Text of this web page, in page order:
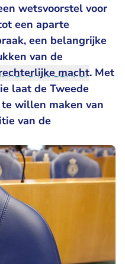
wetsvoorstel voor
een aparte
een belangrijke
van de
macht. Met
laat de Tweede
willen maken van
van de